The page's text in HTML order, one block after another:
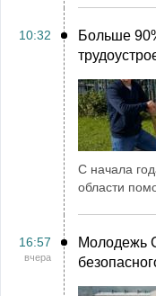
10:32
Больше
С начала
области
16:57
вчера
Молодежь